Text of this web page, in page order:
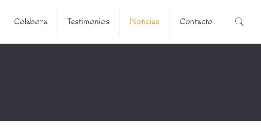
Colabora Testimonios Noticias Contacto